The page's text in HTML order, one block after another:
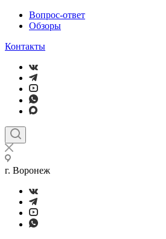
Вопрос-ответ
Обзоры
Контакты
г. Воронеж